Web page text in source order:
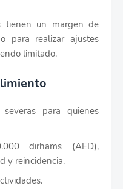
tienen un margen de
para realizar ajustes
limitado.
para quienes
dirhams (AED),
y reincidencia.